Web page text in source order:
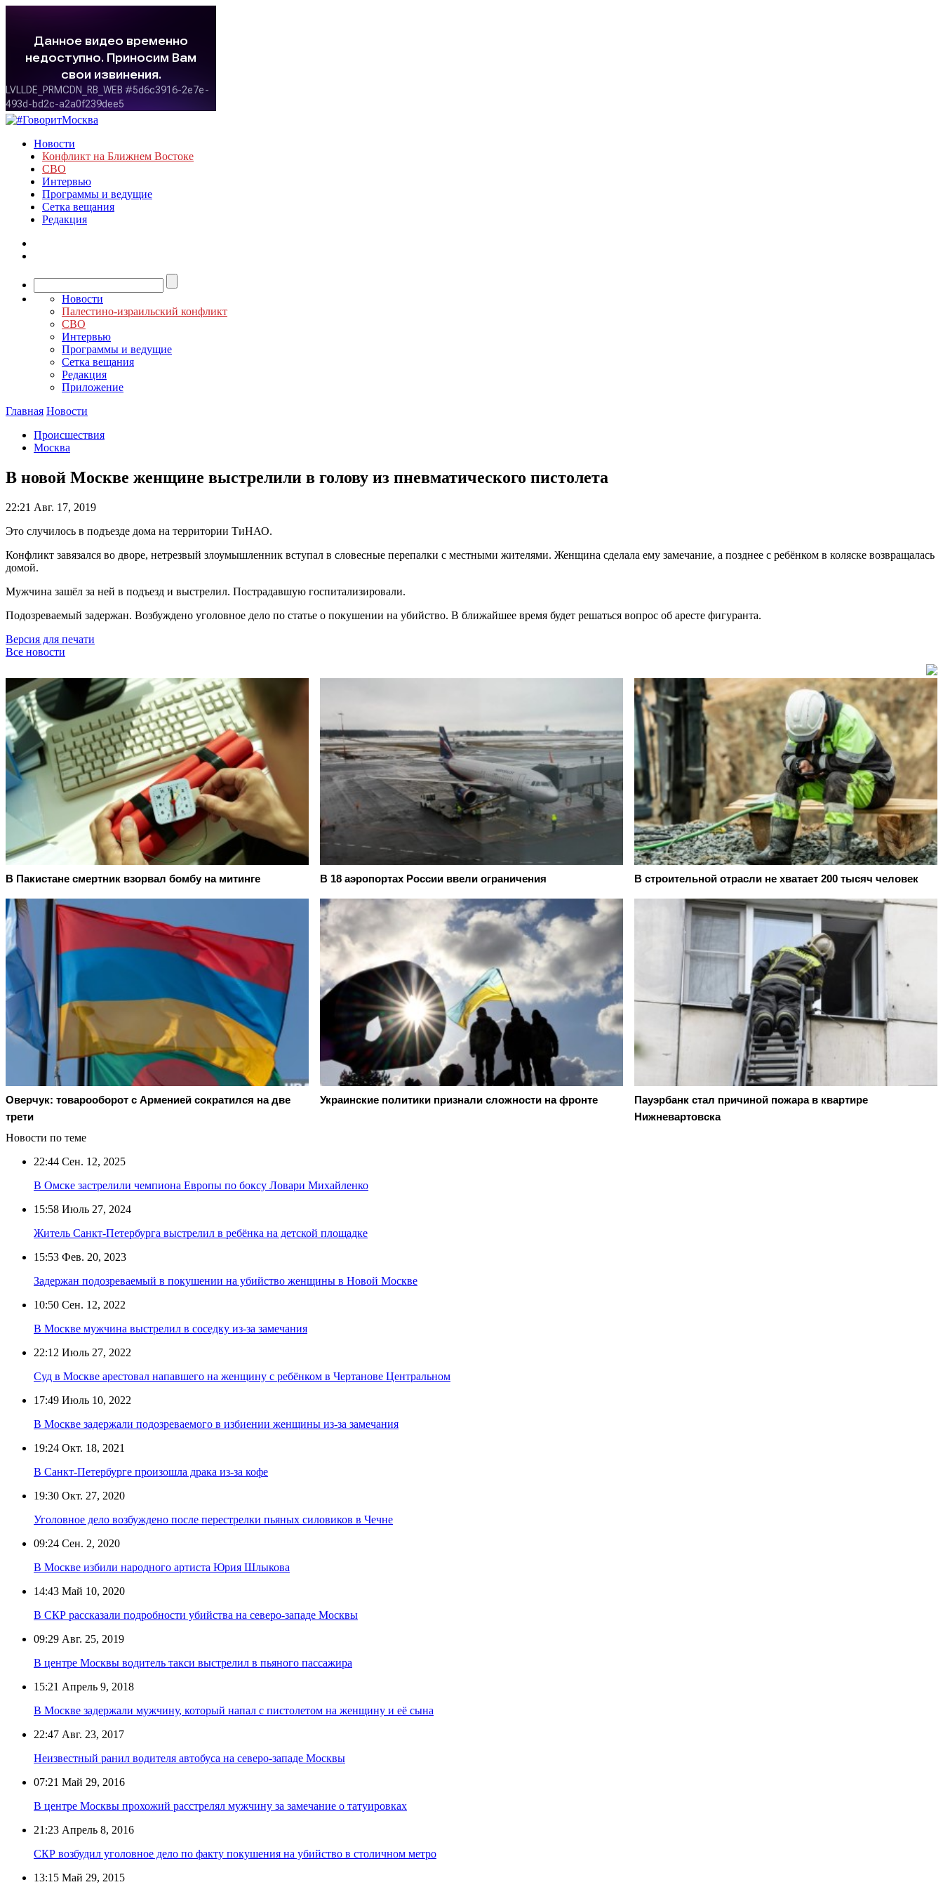
Новости
Конфликт на Ближнем Востоке
СВО
Интервью
Программы и ведущие
Сетка вещания
Редакция
Новости
Палестино-израильский конфликт
СВО
Интервью
Программы и ведущие
Сетка вещания
Редакция
Приложение
Главная Новости
Происшествия
Москва
В новой Москве женщине выстрелили в голову из пневматического пистолета
22:21 Авг. 17, 2019
Это случилось в подъезде дома на территории ТиНАО.
Конфликт завязался во дворе, нетрезвый злоумышленник вступал в словесные перепалки с местными жителями. Женщина сделала ему замечание, а позднее с ребёнком в коляске возвращалась
домой.
Мужчина зашёл за ней в подъезд и выстрелил. Пострадавшую госпитализировали.
Подозреваемый задержан. Возбуждено уголовное дело по статье о покушении на убийство. В ближайшее время будет решаться вопрос об аресте фигуранта.
Версия для печати
Все новости
В Пакистане смертник взорвал бомбу на митинге В 18 аэропортах России ввели ограничения В строительной отрасли не хватает 200 тысяч человек
Оверчук: товарооборот с Арменией сократился на две
трети
Украинские политики признали сложности на фронте
Пауэрбанк стал причиной пожара в квартире
Нижневартовска
Новости по теме
22:44 Сен. 12, 2025
В Омске застрелили чемпиона Европы по боксу Ловари Михайленко
15:58 Июль 27, 2024
Житель Санкт-Петербурга выстрелил в ребёнка на детской площадке
15:53 Фев. 20, 2023
Задержан подозреваемый в покушении на убийство женщины в Новой Москве
10:50 Сен. 12, 2022
В Москве мужчина выстрелил в соседку из-за замечания
22:12 Июль 27, 2022
Суд в Москве арестовал напавшего на женщину с ребёнком в Чертанове Центральном
17:49 Июль 10, 2022
В Москве задержали подозреваемого в избиении женщины из-за замечания
19:24 Окт. 18, 2021
В Санкт-Петербурге произошла драка из-за кофе
19:30 Окт. 27, 2020
Уголовное дело возбуждено после перестрелки пьяных силовиков в Чечне
09:24 Сен. 2, 2020
В Москве избили народного артиста Юрия Шлыкова
14:43 Май 10, 2020
В СКР рассказали подробности убийства на северо-западе Москвы
09:29 Авг. 25, 2019
В центре Москвы водитель такси выстрелил в пьяного пассажира
15:21 Апрель 9, 2018
В Москве задержали мужчину, который напал с пистолетом на женщину и её сына
22:47 Авг. 23, 2017
Неизвестный ранил водителя автобуса на северо-западе Москвы
07:21 Май 29, 2016
В центре Москвы прохожий расстрелял мужчину за замечание о татуировках
21:23 Апрель 8, 2016
СКР возбудил уголовное дело по факту покушения на убийство в столичном метро
13:15 Май 29, 2015